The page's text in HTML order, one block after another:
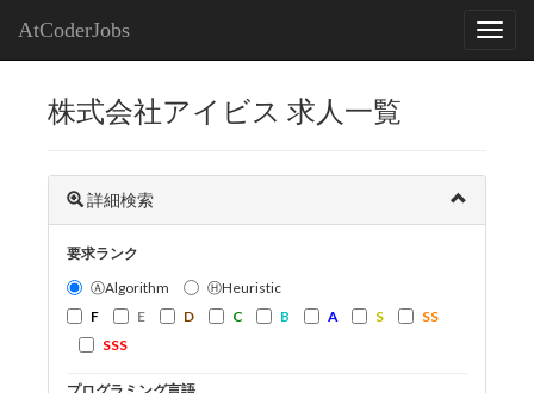
AtCoderJobs
株式会社アイビス 求人一覧
詳細検索
要求ランク
ⒶAlgorithm
ⒽHeuristic
F
E D C B A S
SS
SSS